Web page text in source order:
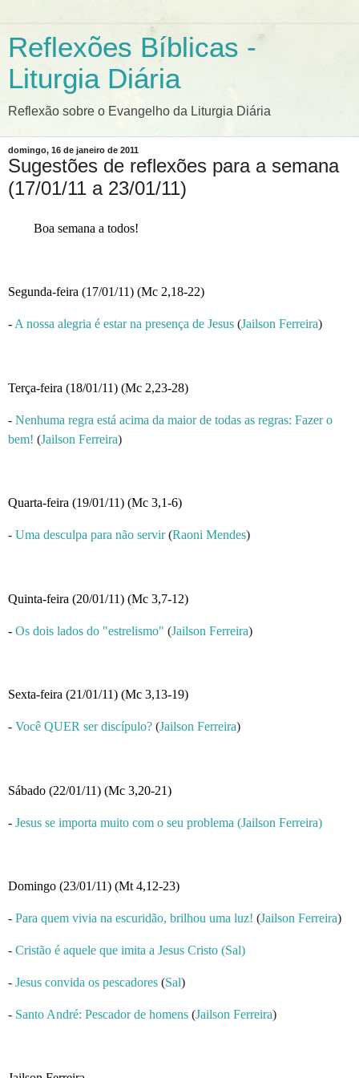
Reflexões Bíblicas -
Liturgia Diária
Reflexão sobre o Evangelho da Liturgia Diária
domingo, 16 de janeiro de 2011
Sugestões de reflexões para a semana
(17/01/11 a 23/01/11)
Boa semana a todos!
Segunda-feira (17/01/11) (Mc 2,18-22)
- A nossa alegria é estar na presença de Jesus (Jailson Ferreira)
Terça-feira (18/01/11) (Mc 2,23-28)
- Nenhuma regra está acima da maior de todas as regras: Fazer o
bem! (Jailson Ferreira)
Quarta-feira (19/01/11) (Mc 3,1-6)
- Uma desculpa para não servir(Raoni Mendes)
Quinta-feira (20/01/11) (Mc 3,7-12)
- Os dois lados do "estrelismo" (Jailson Ferreira)
Sexta-feira (21/01/11) (Mc 3,13-19)
- Você QUER ser discípulo? (Jailson Ferreira)
Sábado (22/01/11) (Mc 3,20-21)
- Jesus se importa muito com o seu problema (Jailson Ferreira)
Domingo (23/01/11) (Mt 4,12-23)
- Para quem vivia na escuridão, brilhou uma luz! (Jailson Ferreira)
- Cristão é aquele que imita a Jesus Cristo (Sal)
- Jesus convida os pescadores (Sal)
- Santo André: Pescador de homens (Jailson Ferreira)